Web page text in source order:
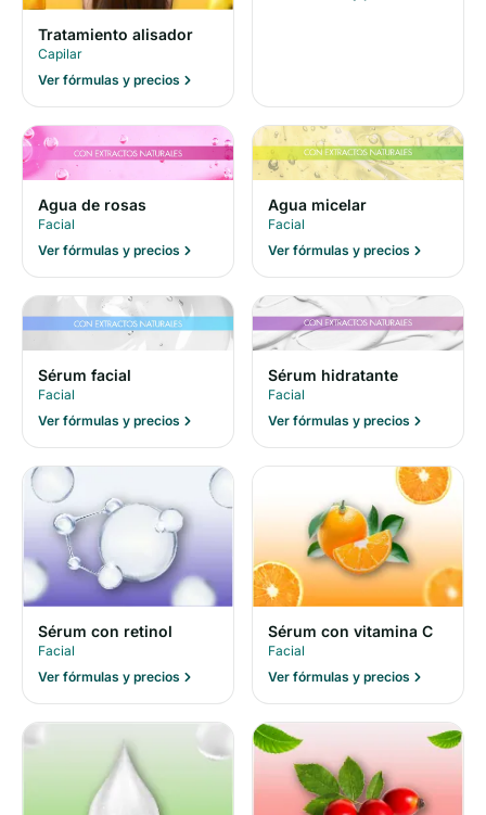
Tratamiento alisador
Capilar
Ver fórmulas y precios
Agua de rosas
Facial
Ver fórmulas y precios
Agua micelar
Facial
Ver fórmulas y precios
Sérum facial
Facial
Ver fórmulas y precios
Sérum hidratante
Facial
Ver fórmulas y precios
Sérum con retinol
Facial
Ver fórmulas y precios
Sérum con vitamina C
Facial
Ver fórmulas y precios